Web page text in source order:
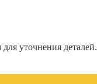
уточнения деталей.